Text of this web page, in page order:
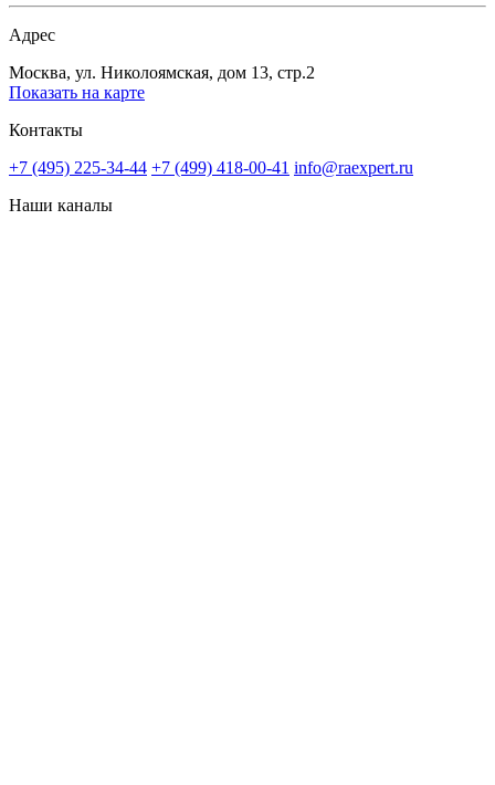
Адрес
Москва, ул. Николоямская, дом 13, стр.2
Показать на карте
Контакты
+7 (495) 225-34-44 +7 (499) 418-00-41 info@raexpert.ru
Наши каналы